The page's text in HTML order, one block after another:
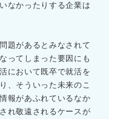
なかったりする企業は
題があるとみなされて
ってしまった要因にも
において既卒で就活を
、そういった未来のこ
報があふれているなか
れ敬遠されるケースが